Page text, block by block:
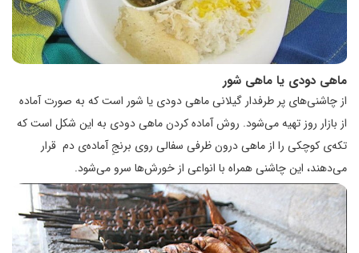
ماهی دودی یا ماهی شور
از چاشنی‌های پر طرفدار گیلانی ماهی دودی یا شور است که به صورت آماده
از بازار روز تهیه می‌شود. روش آماده کردن ماهی دودی به این شکل است که
تکه‌ی کوچکی را از ماهی درون ظرفی سفالی روی برنجِ آماده‌ی دم قرار
می‌دهند، این چاشنی همراه با انواعی از خورش‌ها سرو می‌شود.